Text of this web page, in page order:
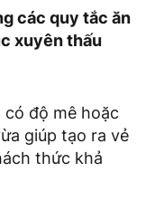
các quy tắc ăn
xuyên thấu
độ mê hoặc
giúp tạo ra vẻ
thức khả